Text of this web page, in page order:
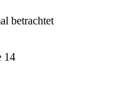
betrachtet
14